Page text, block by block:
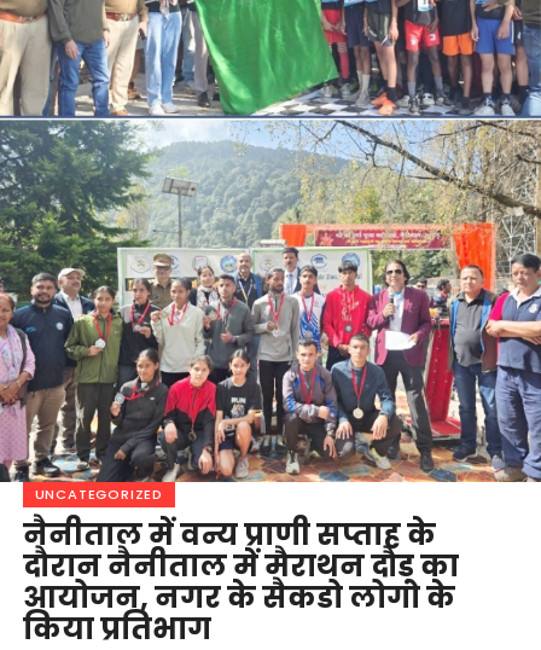
UNCATEGORIZED
नैनीताल में वन्य प्राणी सप्ताह के
दौरान नैनीताल में मैराथन दौड़ का
आयोजन, नगर के सैकडो लोगो के
किया प्रतिभाग